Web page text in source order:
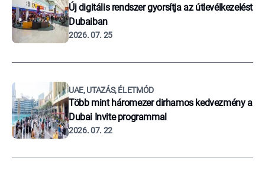
Új digitális rendszer gyorsítja az útlevélkezelést
Dubaiban
2026. 07. 25
UAE, UTAZÁS, ÉLETMÓD
Több mint háromezer dirhamos kedvezmény a
Dubai Invite programmal
2026. 07. 22